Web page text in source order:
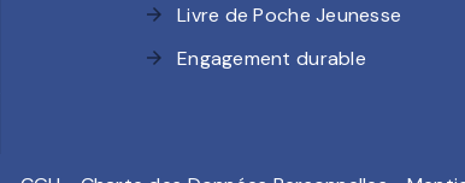
arrow_forward Livre de Poche Jeunesse
arrow_forward Engagement durable